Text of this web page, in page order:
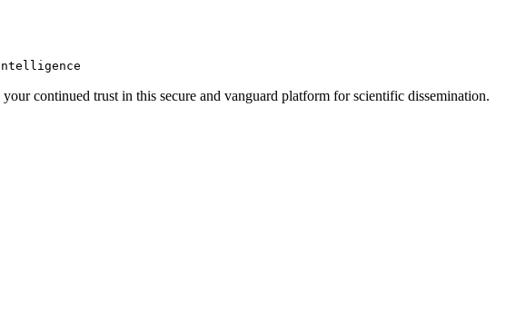
continued trust in this secure and vanguard platform for scientific dissemination.